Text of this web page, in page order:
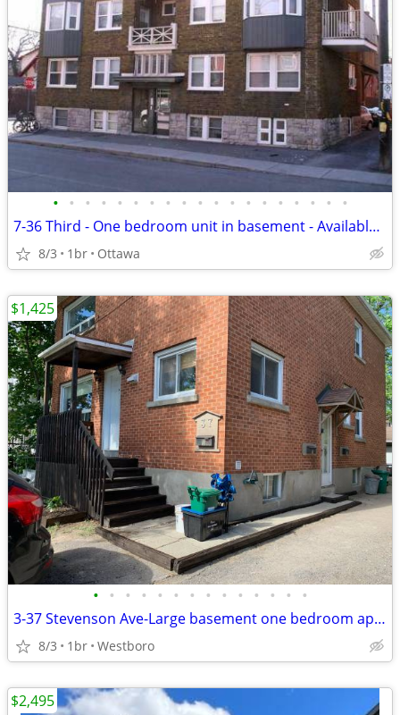
• • • • • • • • • • • • • • • • • • •
7-36 Third - One bedroom unit in basement - Available August 1st!
8/3 1br Ottawa
• • • • • • • • • • • • • •
3-37 Stevenson Ave-Large basement one bedroom apartment- September 1ST
8/3 1br Westboro
$1,425
$2,495